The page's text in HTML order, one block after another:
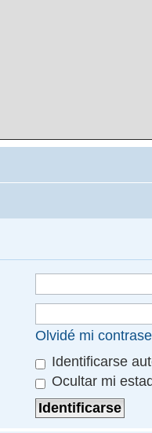
Olvidé mi
Identificarse
Ocultar mi